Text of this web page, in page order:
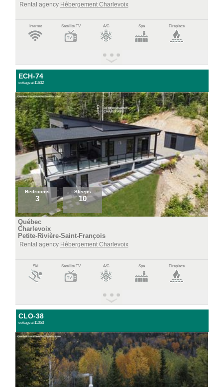
Rental agency Hébergement Charlevoix
Internet Satellite TV A/C Spa Fireplace
ECH-74
cottage #:11632
Bedrooms
3
Sleeps
10
Québec
Charlevoix
Petite-Rivière-Saint-François
Rental agency Hébergement Charlevoix
Ski Satellite TV A/C Spa Fireplace
CLO-38
cottage #:11053